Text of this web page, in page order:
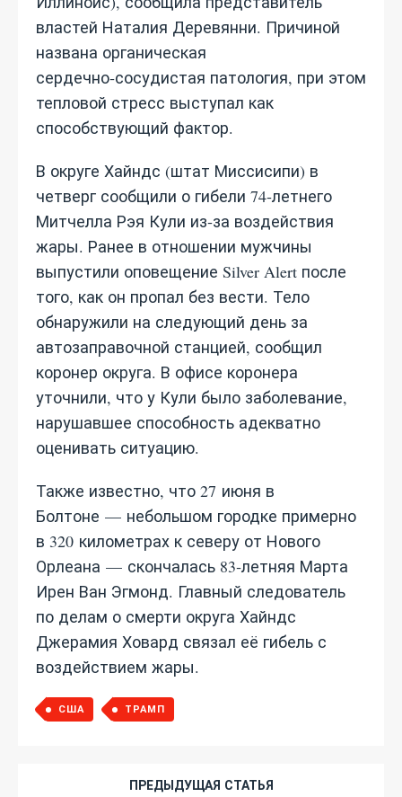
властей Наталия Деревянни. Причиной
названа органическая
сердечно‑сосудистая патология, при этом
тепловой стресс выступал как
способствующий фактор.
В округе Хайндс (штат Миссисипи) в
четверг сообщили о гибели 74‑летнего
Митчелла Рэя Кули из‑за воздействия
жары. Ранее в отношении мужчины
выпустили оповещение Silver Alert после
того, как он пропал без вести. Тело
обнаружили на следующий день за
автозаправочной станцией, сообщил
коронер округа. В офисе коронера
уточнили, что у Кули было заболевание,
нарушавшее способность адекватно
оценивать ситуацию.
Также известно, что 27 июня в
Болтоне — небольшом городке примерно
в 320 километрах к северу от Нового
Орлеана — скончалась 83‑летняя Марта
Ирен Ван Эгмонд. Главный следователь
по делам о смерти округа Хайндс
Джерамия Ховард связал её гибель с
воздействием жары.
США ТРАМП
ПРЕДЫДУЩАЯ СТАТЬЯ